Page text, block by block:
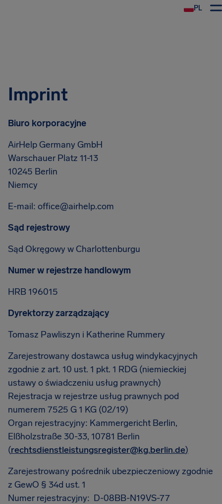
PL
Imprint
Biuro korporacyjne
AirHelp Germany GmbH
Warschauer Platz 11-13
10245 Berlin
Niemcy
E-mail: office@airhelp.com
Sąd rejestrowy
Sąd Okręgowy w Charlottenburgu
Numer w rejestrze handlowym
HRB 196015
Dyrektorzy zarządzający
Tomasz Pawliszyn i Katherine Rummery
Zarejestrowany dostawca usług windykacyjnych
zgodnie z art. 10 ust. 1 pkt. 1 RDG (niemieckiej
ustawy o świadczeniu usług prawnych)
Rejestracja w rejestrze usług prawnych pod
numerem 7525 G 1 KG (02/19)
Organ rejestracyjny: Kammergericht Berlin,
Elßholzstraße 30-33, 10781 Berlin
(rechtsdienstleistungsregister@kg.berlin.de)
Zarejestrowany pośrednik ubezpieczeniowy zgodnie
z GewO § 34d ust. 1
Numer rejestracyjny: D-08BB-N19VS-77